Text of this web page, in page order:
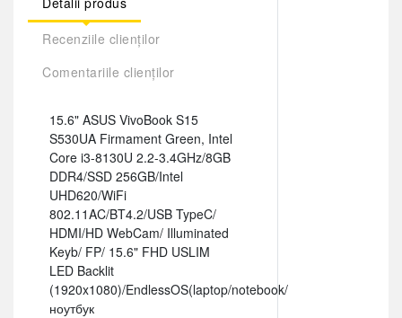
Recenziile clienților
Comentariile clienților
15.6" ASUS VivoBook S15
S530UA Firmament Green, Intel
Core i3-8130U 2.2-3.4GHz/8GB
DDR4/SSD 256GB/Intel
UHD620/WiFi
802.11AC/BT4.2/USB TypeC/
HDMI/HD WebCam/ Illuminated
Keyb/ FP/ 15.6" FHD USLIM
LED Backlit
(1920x1080)/EndlessOS(laptop/notebook/
ноутбук